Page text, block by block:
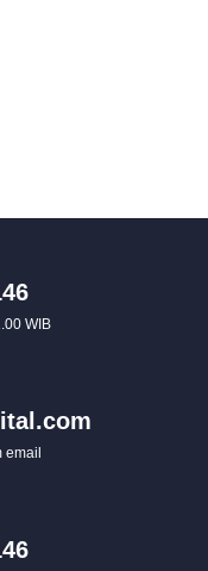
WIB
email